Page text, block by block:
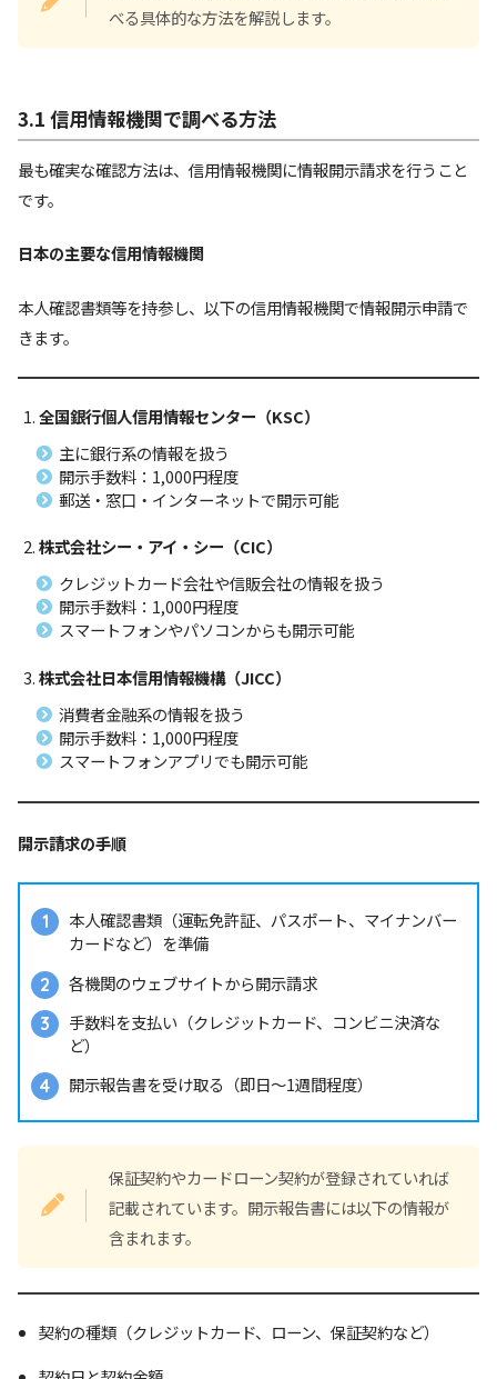
べる具体的な方法を解説します。
3.1 信用情報機関で調べる方法
最も確実な確認方法は、信用情報機関に情報開示請求を行うこと
です。
日本の主要な信用情報機関
本人確認書類等を持参し、以下の信用情報機関で情報開示申請で
きます。
全国銀行個人信用情報センター（KSC）
主に銀行系の情報を扱う
開示手数料：1,000円程度
郵送・窓口・インターネットで開示可能
株式会社シー・アイ・シー（CIC）
クレジットカード会社や信販会社の情報を扱う
開示手数料：1,000円程度
スマートフォンやパソコンからも開示可能
株式会社日本信用情報機構（JICC）
消費者金融系の情報を扱う
開示手数料：1,000円程度
スマートフォンアプリでも開示可能
開示請求の手順
本人確認書類（運転免許証、パスポート、マイナンバー
カードなど）を準備
各機関のウェブサイトから開示請求
手数料を支払い（クレジットカード、コンビニ決済な
ど）
開示報告書を受け取る（即日～1週間程度）
保証契約やカードローン契約が登録されていれば
記載されています。開示報告書には以下の情報が
含まれます。
契約の種類（クレジットカード、ローン、保証契約など）